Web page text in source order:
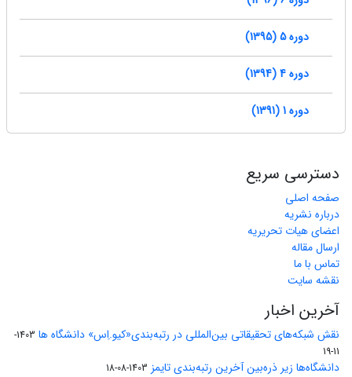
دوره 5 (1395)
دوره 4 (1394)
دوره 1 (1391)
دسترسی سریع
صفحه اصلی
درباره نشریه
اعضای هیات تحریریه
ارسال مقاله
تماس با ما
نقشه سایت
آخرین اخبار
نقش شبکه‌های تحقیقاتی بین‌المللی در رتبه‌بندی«کیو.اِس» دانشگاه ها
1403-
11-19
دانشگاه‌ها زیر ذره‌بین آخرین رتبه‌بندی تایمز 1403-08-18